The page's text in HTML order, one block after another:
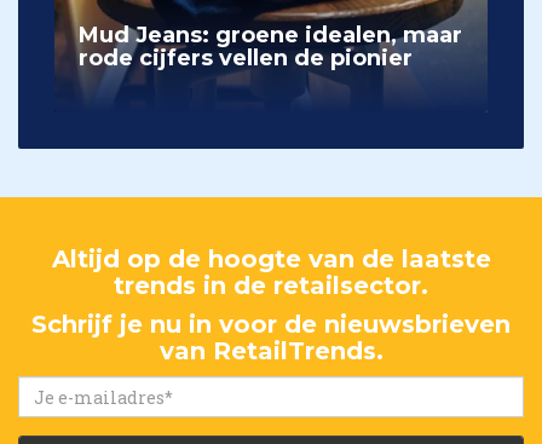
Mud Jeans: groene idealen, maar
rode cijfers vellen de pionier
Altijd op de hoogte van de laatste
trends in de retailsector.
Schrijf je nu in voor de nieuwsbrieven
van RetailTrends.